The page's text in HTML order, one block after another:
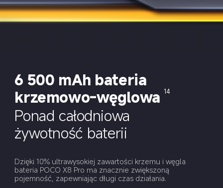
6 500 mAh bateria
krzemowo-węglowa 14
Ponad całodniowa
żywotność baterii
Dzięki 10% ultrawysokiej zawartości krzemu i węgla
bateria POCO X8 Pro ma znacznie zwiększoną
pojemność, zapewniając długi czas działania.